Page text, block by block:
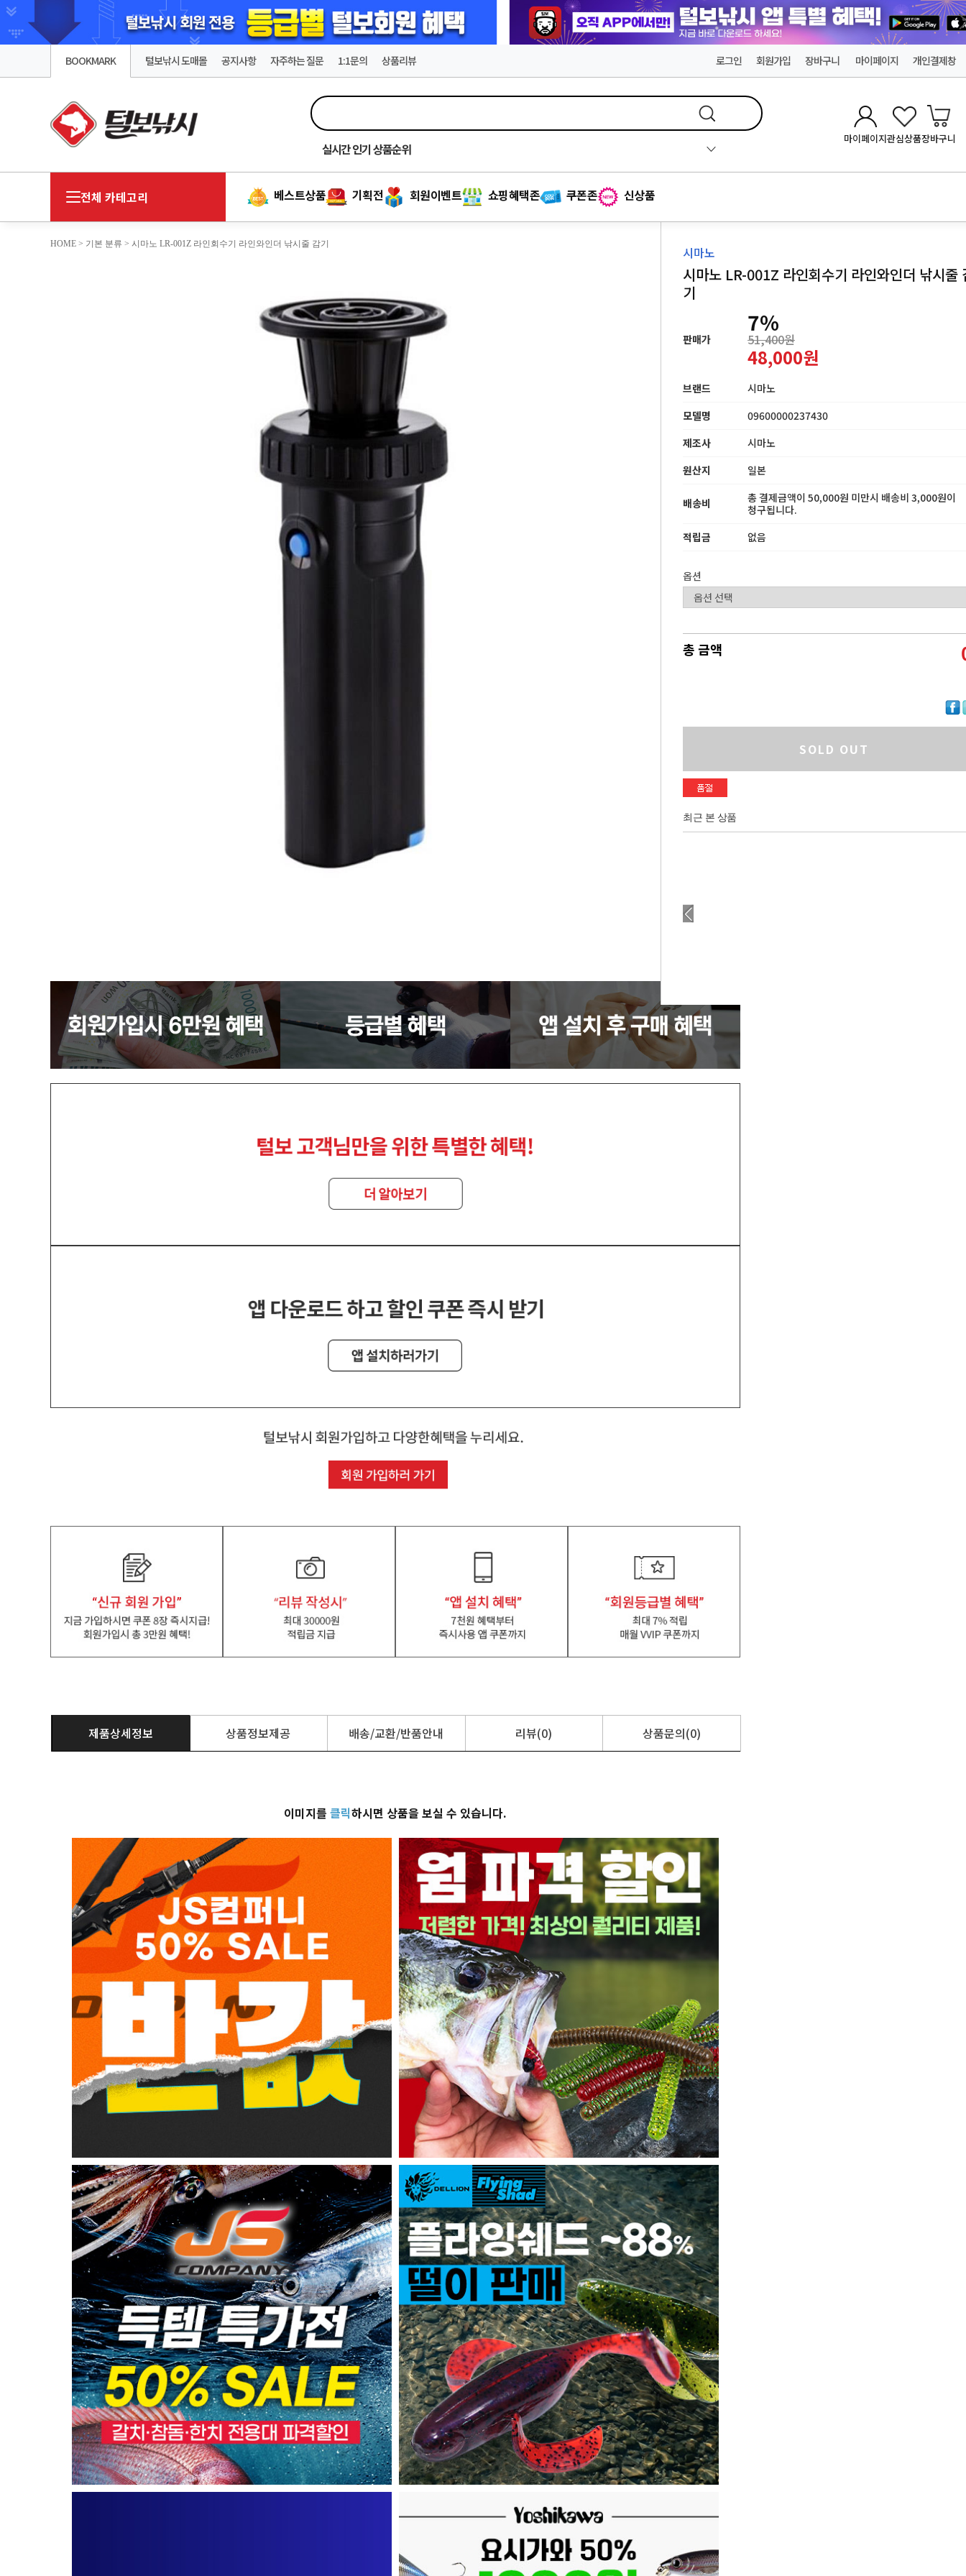
BOOKMARK 털보낚시 도매몰 공지사항 자주하는 질문 1:1문의 상품리뷰 로그인 회원가입 장바구니 마이페이지 개인결제창
실시간인기 상품순위
마이페이지관심상품장바구니
전체 카테고리 베스트상품 기획전 회원이벤트 쇼핑혜택존 쿠폰존 신상품
HOME > 기본 분류 > 시마노 LR-001Z 라인회수기 라인와인더 낚시줄 감기 시마노
시마노 LR-001Z 라인회수기 라인와인더 낚시줄
기
판매가
7%
51,400원
48,000원
브랜드
시마노
모델명
09600000237430
제조사
시마노
원산지
일본
배송비
총 결제금액이 50,000원 미만시 배송비 3,000원이
청구됩니다.
적립금
없음
옵션
총 금액
SOLD OUT
최근 본 상품
제품상세정보 상품정보제공 배송/교환/반품안내 리뷰(0) 상품문의(0)
이미지를 클릭하시면 상품을 보실 수 있습니다.